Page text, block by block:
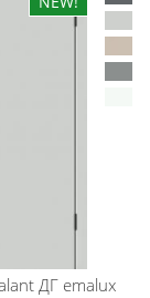
ДГ emalux